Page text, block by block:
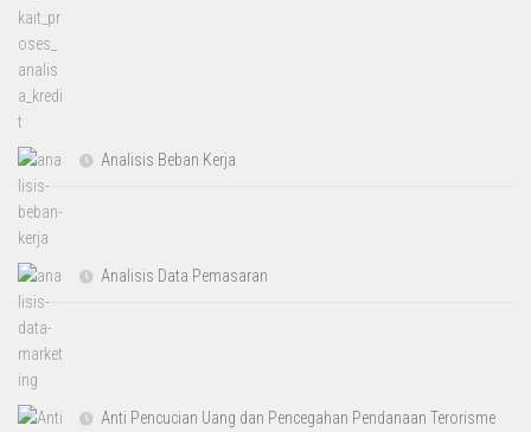
Analisis Beban Kerja
Analisis Data Pemasaran
Anti Pencucian Uang dan Pencegahan Pendanaan Terorisme